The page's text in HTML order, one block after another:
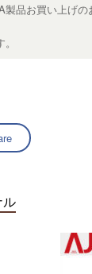
製品お買い上げ
ル